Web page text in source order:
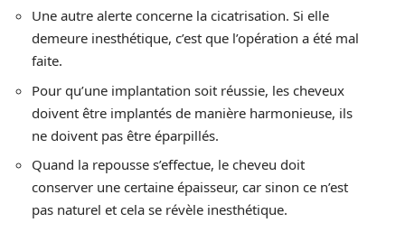
Une autre alerte concerne la cicatrisation. Si elle
demeure inesthétique, c’est que l’opération a été mal
faite.
Pour qu’une implantation soit réussie, les cheveux
doivent être implantés de manière harmonieuse, ils
ne doivent pas être éparpillés.
Quand la repousse s’effectue, le cheveu doit
conserver une certaine épaisseur, car sinon ce n’est
pas naturel et cela se révèle inesthétique.